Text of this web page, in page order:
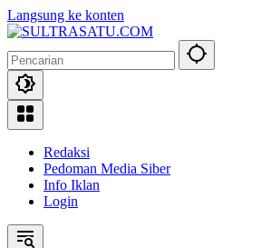
Langsung ke konten
Redaksi
Pedoman Media Siber
Info Iklan
Login